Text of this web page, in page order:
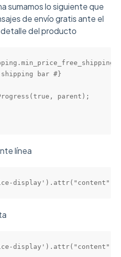
sumamos lo siguiente que
de envío gratis ante el
del producto
bar #}
parent);
línea
display').attr("content",
display').attr("content",